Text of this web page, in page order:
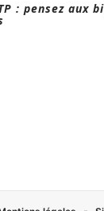
: pensez aux